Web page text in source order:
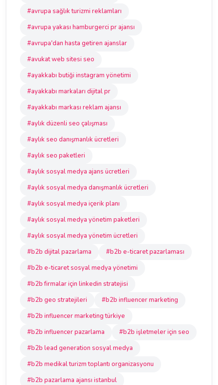
#avrupa sağlık turizmi reklamları
#avrupa yakası hamburgerci pr ajansı
#avrupa'dan hasta getiren ajanslar
#avukat web sitesi seo
#ayakkabı butiği instagram yönetimi
#ayakkabı markaları dijital pr
#ayakkabı markası reklam ajansı
#aylık düzenli seo çalışması
#aylık seo danışmanlık ücretleri
#aylık seo paketleri
#aylık sosyal medya ajans ücretleri
#aylık sosyal medya danışmanlık ücretleri
#aylık sosyal medya içerik planı
#aylık sosyal medya yönetim paketleri
#aylık sosyal medya yönetim ücretleri
#b2b dijital pazarlama
#b2b e-ticaret pazarlaması
#b2b e-ticaret sosyal medya yönetimi
#b2b firmalar için linkedin stratejisi
#b2b geo stratejileri
#b2b influencer marketing
#b2b influencer marketing türkiye
#b2b influencer pazarlama
#b2b işletmeler için seo
#b2b lead generation sosyal medya
#b2b medikal turizm toplantı organizasyonu
#b2b pazarlama ajansı istanbul